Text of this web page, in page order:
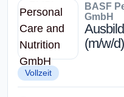
BASF
GmbH
(m/w/d)
Vollzeit